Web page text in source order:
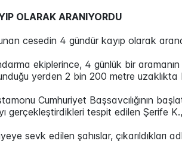
OLARAK ARANIYORDU
cesedin 4 gündür kayıp olarak
ekiplerince, 4 günlük bir
yerden 2 bin 200 metre uzaklıkta
Cumhuriyet Başsavcılığının
gerçekleştirdikleri tespit edilen Şerife
sevk edilen şahıslar, çıkarıldıkları